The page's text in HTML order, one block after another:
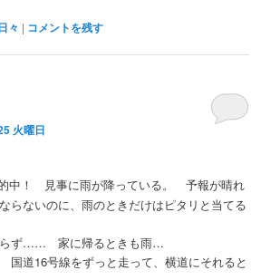
々 | コメントを残す
火曜日
中！ 見事に雨が降っている。 予報が晴れ
らないのに、雨のときだけはピタリと当てる
らず…… 家に帰るときも雨…
道16号線をずっと走って、横道にそれると